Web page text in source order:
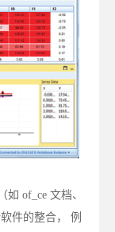
of_ce 文档、
件的整合， 例